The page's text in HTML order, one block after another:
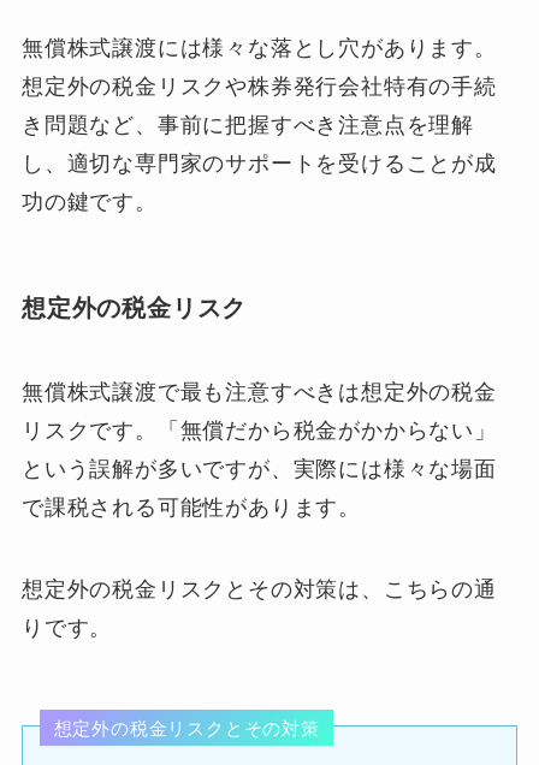
無償株式譲渡には様々な落とし穴があります。
想定外の税金リスクや株券発行会社特有の手続
き問題など、事前に把握すべき注意点を理解
し、適切な専門家のサポートを受けることが成
功の鍵です。
想定外の税金リスク
無償株式譲渡で最も注意すべきは想定外の税金
リスクです。「無償だから税金がかからない」
という誤解が多いですが、実際には様々な場面
で課税される可能性があります。
想定外の税金リスクとその対策は、こちらの通
りです。
想定外の税金リスクとその対策